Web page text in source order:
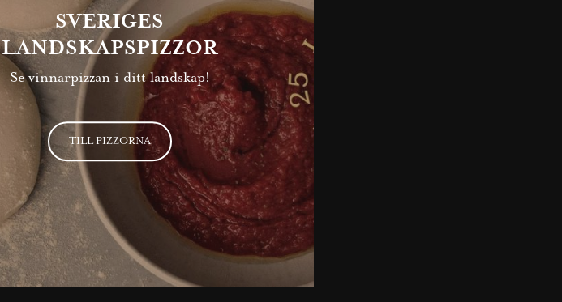
SVERIGES
LANDSKAPSPIZZOR
Se vinnarpizzan i ditt landskap!
TILL PIZZORNA